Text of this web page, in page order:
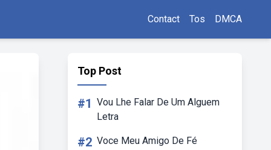
Contact Tos DMCA
Top Post
#1 Vou Lhe Falar De Um Alguem
Letra
#2 Voce Meu Amigo De Fé